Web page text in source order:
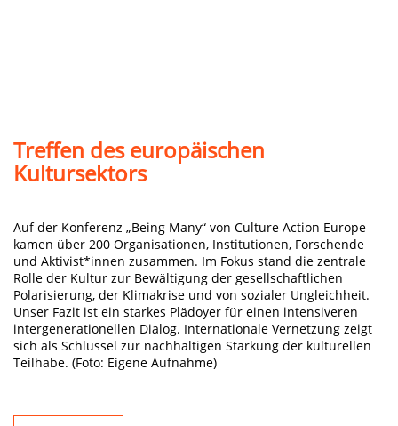
Treffen des europäischen
Kultursektors
Auf der Konferenz „Being Many“ von Culture Action Europe
kamen über 200 Organisationen, Institutionen, Forschende
und Aktivist*innen zusammen. Im Fokus stand die zentrale
Rolle der Kultur zur Bewältigung der gesellschaftlichen
Polarisierung, der Klimakrise und von sozialer Ungleichheit.
Unser Fazit ist ein starkes Plädoyer für einen intensiveren
intergenerationellen Dialog. Internationale Vernetzung zeigt
sich als Schlüssel zur nachhaltigen Stärkung der kulturellen
Teilhabe. (Foto: Eigene Aufnahme)